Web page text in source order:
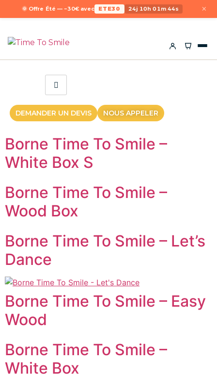
🌞 Offre Été — −30€ avec ETE30 24j 10h 01m 44s ×
DEMANDER UN DEVIS NOUS APPELER
Borne Time To Smile –
White Box S
Borne Time To Smile –
Wood Box
Borne Time To Smile – Let’s
Dance
Borne Time To Smile – Easy
Wood
Borne Time To Smile –
White Box